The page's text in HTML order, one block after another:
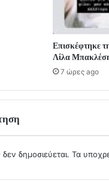
Επισκέφτηκε
Λίλα
7 ώρες ago
δημοσιεύεται. Τα